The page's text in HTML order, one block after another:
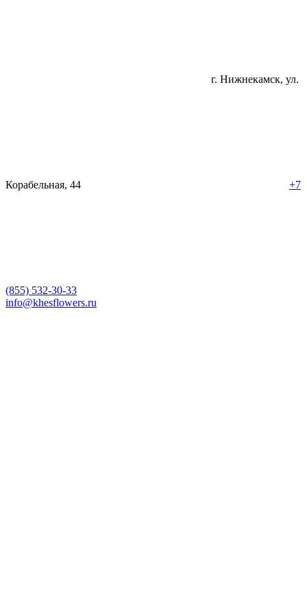
г. Нижнекамск, ул.
Корабельная, 44 +7
(855) 532-30-33
info@khesflowers.ru